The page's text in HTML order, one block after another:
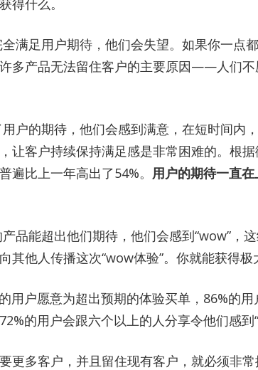
得什么。
满足用户期待，他们会失望。如果你一点
多产品无法留住客户的主要原因——人们不
户的期待，他们会感到满意，在短时间内
让客户持续保持满足感是非常困难的。根
遍比上一年高出了54%。 用户的期待一直
品能超出他们期待，他们会感到“wow”，
其他人传播这次“wow体验”。你就能获得极
用户愿意为超出预期的体验买单，86%的
的用户会跟六个以上的人分享令他们感到
更多客户，并且留住现有客户，就必须非常